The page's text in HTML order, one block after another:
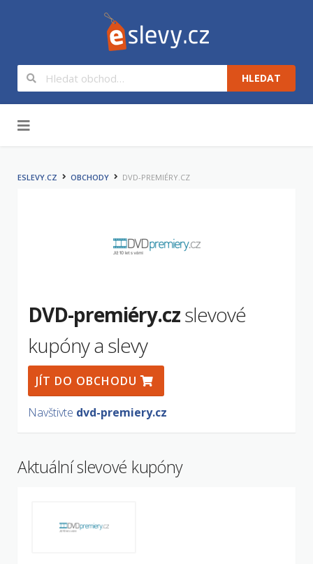
HLEDAT
ESLEVY.CZ OBCHODY DVD-PREMIÉRY.CZ
DVD-premiéry.czslevové
kupóny a slevy
JÍT DO OBCHODU
Navštivte dvd-premiery.cz
Aktuální slevové kupóny